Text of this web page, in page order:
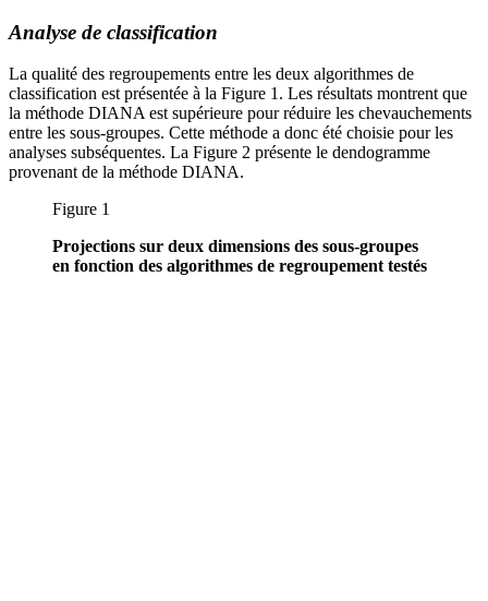
Analyse de classification
La qualité des regroupements entre les deux algorithmes de
classification est présentée à la Figure 1. Les résultats montrent que
la méthode DIANA est supérieure pour réduire les chevauchements
entre les sous-groupes. Cette méthode a donc été choisie pour les
analyses subséquentes. La Figure 2 présente le dendogramme
provenant de la méthode DIANA.
Figure 1
Projections sur deux dimensions des sous-groupes
en fonction des algorithmes de regroupement testés